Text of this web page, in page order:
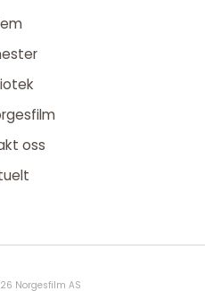
oss
Norgesfilm AS